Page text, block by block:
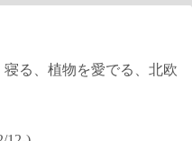
る、植物を愛でる、北欧